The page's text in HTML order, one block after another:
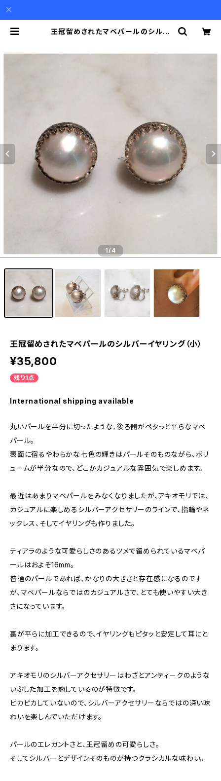
王冠留めされたマベパールのシルバ
1/4
王冠留めされたマベパールのシルバーイヤリング（小）
¥35,800
残り1点
International shipping available
丸いパールを半分に切ったような、後ろ側がペタっと平らなマベ
パール。
表面に宿るやわらかな七色の輝きはパールそのものながら、ボリ
ュームが半分なので、どこかカジュアルな雰囲気で楽しめます。
最近はあまりマベパールをみなくなりましたが、アキオモリでは、
カジュアルに楽しめるシルバーアクセサリーのラインで、指輪やネ
ックレス、そしてイヤリングも作りました。
ティアラのような可愛らしさのあるツメで留められているマベパ
ールはおよそ16mm。
普通のパールであれば、かなりの大きさと存在感になるのです
が、マベパールならではのカジュアルさで、とても使いやすい大き
さになっています。
裏が平らに加工できるので、イヤリングもピタッと安定して耳にと
まります。
アキオモリのシルバーアクセサリーはわざとアンティークのような
いぶした加工を施しているのが特徴です。
ピカピカしていないので、シルバーアクセサリーならではの深い味
わいを楽しんでいただけます。
パールのエレガントさと、王冠留めの可愛らしさ。
そしてシルバーとデザインそのものが持つクラシカルな味わい。